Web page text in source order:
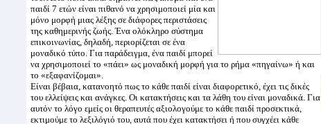
παιδί 7 ετών είναι πιθανό να χρησιμοποιεί μία και
μόνο μορφή μιας λέξης σε διάφορες περιστάσεις
της καθημερινής ζωής. Ένα ολόκληρο σύστημα
επικοινωνίας, δηλαδή, περιορίζεται σε ένα
μοναδικό τύπο. Για παράδειγμα, ένα παιδί μπορεί
να χρησιμοποιεί το «πάει» ως μοναδική μορφή για το ρήμα «πηγαίνω» ή και
το «εξαφανίζομαι».
Είναι βέβαια, κατανοητό πως το κάθε παιδί είναι διαφορετικό, έχει τις δικές
του ελλείψεις και ανάγκες. Οι κατακτήσεις και τα λάθη του είναι μοναδικά. Για
αυτόν το λόγο εμείς οι θεραπευτές αξιολογούμε το κάθε παιδί προσεκτικά,
εκτιμούμε το λεξιλόγιό του, αυτά που έχει κατακτήσει ή που συγχέει κάθε